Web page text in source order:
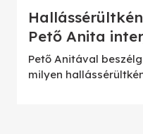
Pető Anita
Pető Anitával
milyen